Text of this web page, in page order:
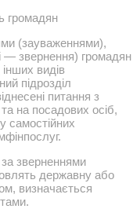
громадян
(зауваженнями),
— звернення) громадян
видів
підрозділ
питання з
на посадових осіб,
самостійних
зверненнями
державну або
визначається